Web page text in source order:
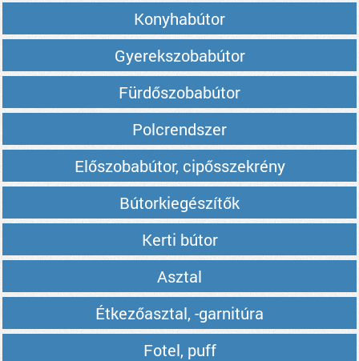
Konyhabútor
Gyerekszobabútor
Fürdőszobabútor
Polcrendszer
Előszobabútor, cipősszekrény
Bútorkiegészítők
Kerti bútor
Asztal
Étkezőasztal, -garnitúra
Fotel, puff